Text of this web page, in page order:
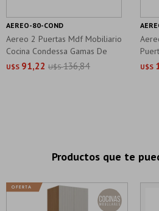
Aereo 2 Puertas Mdf Mobiliario
Cocina Condessa Gamas De
U$S 91,22 U$S 136,84
AEREO-80-COND
U$S
Productos que te